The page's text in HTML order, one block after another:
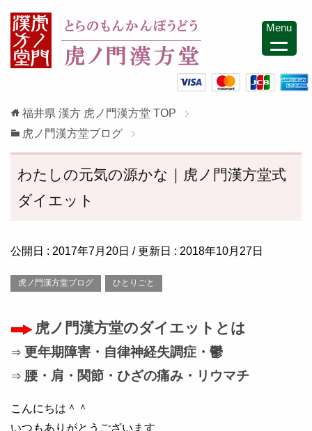
福井県 漢方 虎ノ門漢方堂 TOP
虎ノ門漢方堂ブログ
わたしの元気の源かな｜虎ノ門漢方堂式
ダイエット
公開日 : 2017年7月20日 / 更新日 : 2018年10月27日
虎ノ門漢方堂ブログ ひとりごと
虎ノ門漢方堂のダイエットとは
⇒ 更年期障害・自律神経失調症・鬱
⇒ 腰・肩・関節・ひざの痛み・リウマチ
こんにちは＾＾
いつもありがとうございます、
Menu